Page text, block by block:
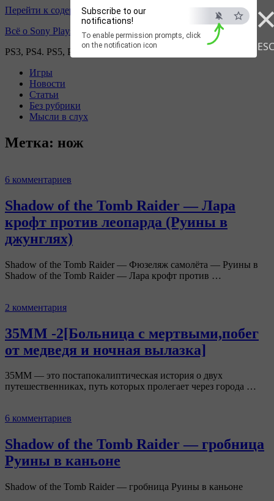
ESC
Subscribe to our
notifications!
To enable permission prompts, click
on the notification icon
Перейти к содержимому
Всё о Sony Playstation
PS3, PS4. PS5, PS games
Игры
Новости
Статьи
Без рубрики
Мысли в слух
Метка: нож
6 комментариев
Shadow of the Tomb Raider — Лара
крофт против леопарда (Руины в
джунглях)
Shadow of the Tomb Raider — Фюзеляж самолёта — Руины в
Shadow of the Tomb Raider — Лара крофт против …
2 комментария
35MM -2[Больница с мертвыми,побег
от медведя и ночная вылазка]
35MM — это постапокалиптическая история о двух
путешественниках, путь которых пролегает через города …
6 комментариев
Shadow of the Tomb Raider — гробница
Руины в каньоне
Shadow of the Tomb Raider — гробница Руины в каньоне